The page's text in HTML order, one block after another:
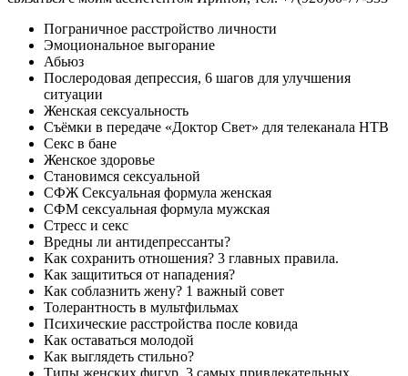
Пограничное расстройство личности
Эмоциональное выгорание
Абьюз
Послеродовая депрессия, 6 шагов для улучшения
ситуации
Женская сексуальность
Съёмки в передаче «Доктор Свет» для телеканала НТВ
Секс в бане
Женское здоровье
Становимся сексуальной
СФЖ Сексуальная формула женская
СФМ сексуальная формула мужская
Стресс и секс
Вредны ли антидепрессанты?
Как сохранить отношения? 3 главных правила.
Как защититься от нападения?
Как соблазнить жену? 1 важный совет
Толерантность в мультфильмах
Психические расстройства после ковида
Как оставаться молодой
Как выглядеть стильно?